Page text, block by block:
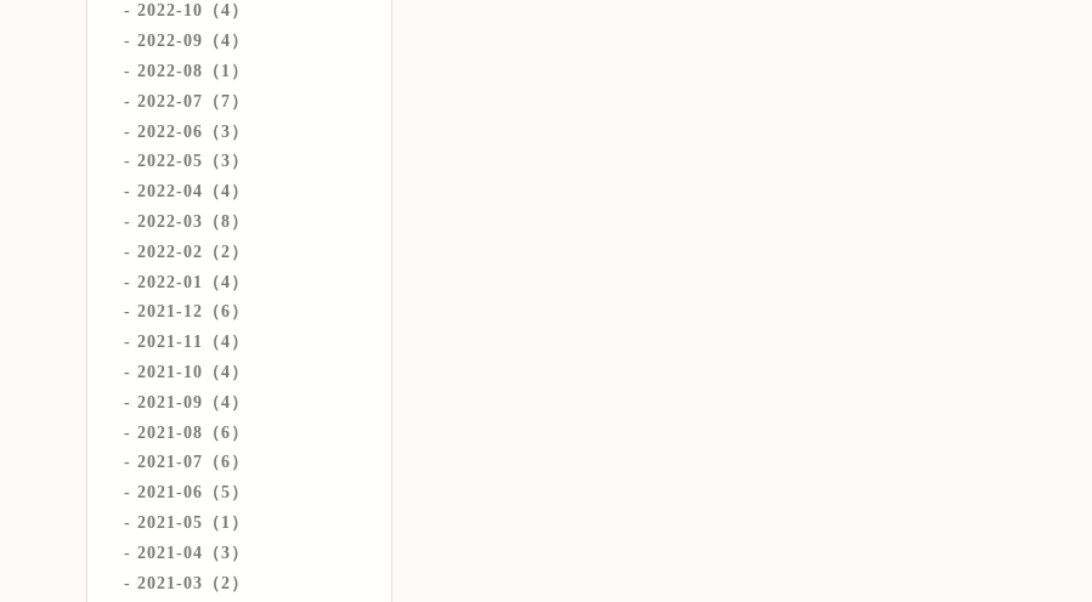
2022-10（4）
2022-09（4）
2022-08（1）
2022-07（7）
2022-06（3）
2022-05（3）
2022-04（4）
2022-03（8）
2022-02（2）
2022-01（4）
2021-12（6）
2021-11（4）
2021-10（4）
2021-09（4）
2021-08（6）
2021-07（6）
2021-06（5）
2021-05（1）
2021-04（3）
2021-03（2）